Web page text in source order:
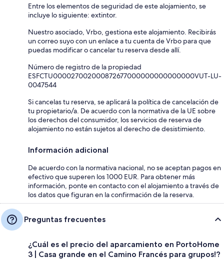
Entre los elementos de seguridad de este alojamiento, se
incluye lo siguiente: extintor.
Nuestro asociado, Vrbo, gestiona este alojamiento. Recibirás
un correo suyo con un enlace a tu cuenta de Vrbo para que
puedas modificar o cancelar tu reserva desde allí.
Número de registro de la propiedad
ESFCTU000027002000872677000000000000000VUT-LU-
0047544
Si cancelas tu reserva, se aplicará la política de cancelación de
tu propietario/a. De acuerdo con la normativa de la UE sobre
los derechos del consumidor, los servicios de reserva de
alojamiento no están sujetos al derecho de desistimiento.
Información adicional
De acuerdo con la normativa nacional, no se aceptan pagos en
efectivo que superen los 1000 EUR. Para obtener más
información, ponte en contacto con el alojamiento a través de
los datos que figuran en la confirmación de la reserva.
Preguntas frecuentes
¿Cuál es el precio del aparcamiento en PortoHome
3 | Casa grande en el Camino Francés para grupos!?